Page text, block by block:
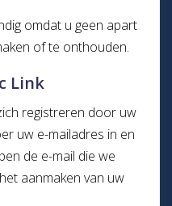
omdat u geen apart
of te onthouden.
Link
registreren door uw
uw e-mailadres in en
de e-mail die we
aanmaken van uw